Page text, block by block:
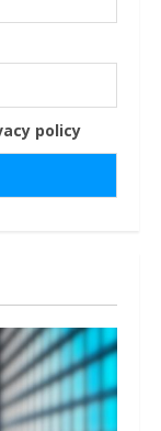
policy